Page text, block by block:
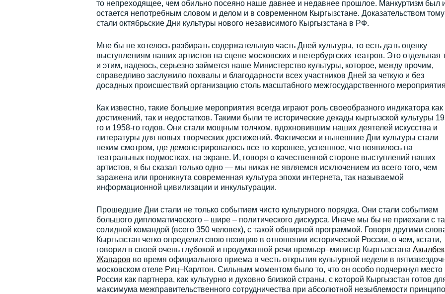
то непреходящее, чем обильно посеяно наше давнее и недавнее прошлое. Манкуртизм был
остается непотребным словом и делом и в современном Кыргызстане. Доказательством тому
стали октябрьские Дни культуры нового независимого Кыргызстана в РФ.
Мне бы не хотелось разбирать содержательную часть Дней культуры, то есть дать оценку
выступлениям наших артистов на сцене московских и петербургских театров. Это отдельная
и этим, надеюсь, серьезно займется наше Министерство культуры, которое, между прочим,
справедливо заслужило похвалы и благодарности всех участников Дней за четкую и без
досадных происшествий организацию столь масштабного межгосударственного
Как известно, такие большие мероприятия всегда играют роль своеобразного индикатора как
достижений, так и недостатков. Такими были те исторические декады кыргызской культуры
го и 1958-го годов. Они стали мощным толчком, вдохновившим наших деятелей искусства и
литературы для новых творческих достижений. Фактически и нынешние Дни культуры стали
неким смотром, где демонстрировалось все то хорошее, успешное, что появилось на
театральных подмостках, на экране. И, говоря о качественной стороне выступлений наших
артистов, я бы сказал только одно — мы никак не являемся исключением из всего того, чем
заражена или проникнута современная культура эпохи интернета, так называемой
информационной цивилизации и инкультурации.
Прошедшие Дни стали не только событием чисто культурного порядка. Они стали событием
большого дипломатического – шире – политического дискурса. Иначе мы бы не приехали с
солидной командой (всего 350 человек), с такой обширной программой. Говоря другими
Кыргызстан четко определил свою позицию в отношении исторической России, о чем, кстати,
говорил в своей очень глубокой и продуманной речи премьер–министр Кыргызстана Акылбек
Жапаров во время официального приема в честь открытия культурной недели в
московском отеле Риц–Карлтон. Сильным моментом было то, что он особо подчеркнул место
России как партнера, как культурно и духовно близкой страны, с которой Кыргызстан готов
максимума межправительственного сотрудничества при абсолютной незыблемости